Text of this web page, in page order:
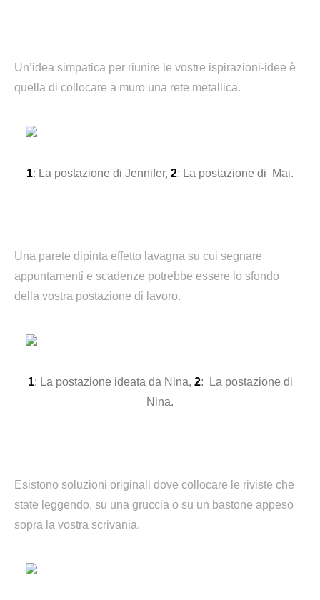
Un’idea simpatica per riunire le vostre ispirazioni-idee è
quella di collocare a muro una rete metallica.
1: La postazione di Jennifer, 2: La postazione di Mai.
Una parete dipinta effetto lavagna su cui segnare
appuntamenti e scadenze potrebbe essere lo sfondo
della vostra postazione di lavoro.
1: La postazione ideata da Nina, 2: La postazione di
Nina.
Esistono soluzioni originali dove collocare le riviste che
state leggendo, su una gruccia o su un bastone appeso
sopra la vostra scrivania.